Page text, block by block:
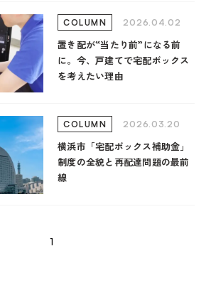
2026.04.02
COLUMN
置き配が“当たり前”になる前
に。今、戸建てで宅配ボックス
を考えたい理由
2026.03.20
COLUMN
横浜市「宅配ボックス補助金」
制度の全貌と再配達問題の最前
線
1